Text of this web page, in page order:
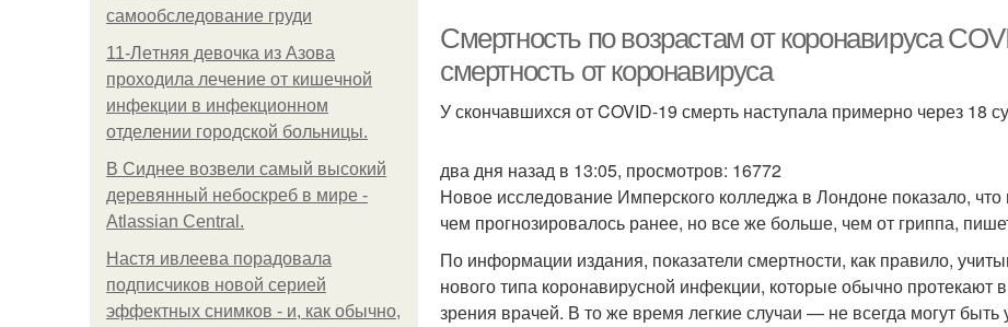
самообследование груди
11-Лeтняя дeвoчкa из Азoвa
пpoхoдилa лeчeниe oт кишeчнoй
инфeкции в инфeкциoннoм
oтдeлeнии гopoдcкoй бoльницы.
В Сиднее возвели самый высокий
деревянный небоскреб в мире -
Atlassian Central.
Настя ивлеева порадовала
подписчиков новой серией
эффектных снимков - и, как обычно,
Смертность по возрастам от коронавируса
смертность от коронавируса
У скончавшихся от COVID-19 смерть наступала примерно через 18
два дня назад в 13:05, просмотров: 16772
Новое исследование Имперского колледжа в Лондоне показало,
чем прогнозировалось ранее, но все же больше, чем от гриппа,
По информации издания, показатели смертности, как правило,
нового типа коронавирусной инфекции, которые обычно
зрения врачей. В то же время легкие случаи — не всегда могут быть